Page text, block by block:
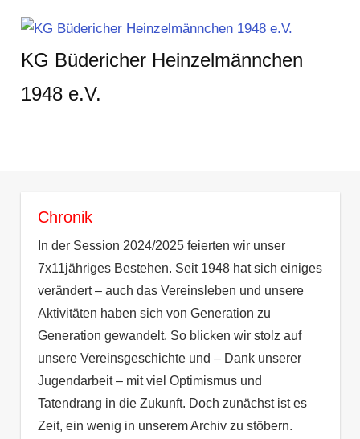
Inhalt
springenKG Büdericher Heinzelmännchen
1948 e.V.
Chronik
In der Session 2024/2025 feierten wir unser
7x11jähriges Bestehen. Seit 1948 hat sich einiges
verändert – auch das Vereinsleben und unsere
Aktivitäten haben sich von Generation zu
Generation gewandelt. So blicken wir stolz auf
unsere Vereinsgeschichte und – Dank unserer
Jugendarbeit – mit viel Optimismus und
Tatendrang in die Zukunft. Doch zunächst ist es
Zeit, ein wenig in unserem Archiv zu stöbern.